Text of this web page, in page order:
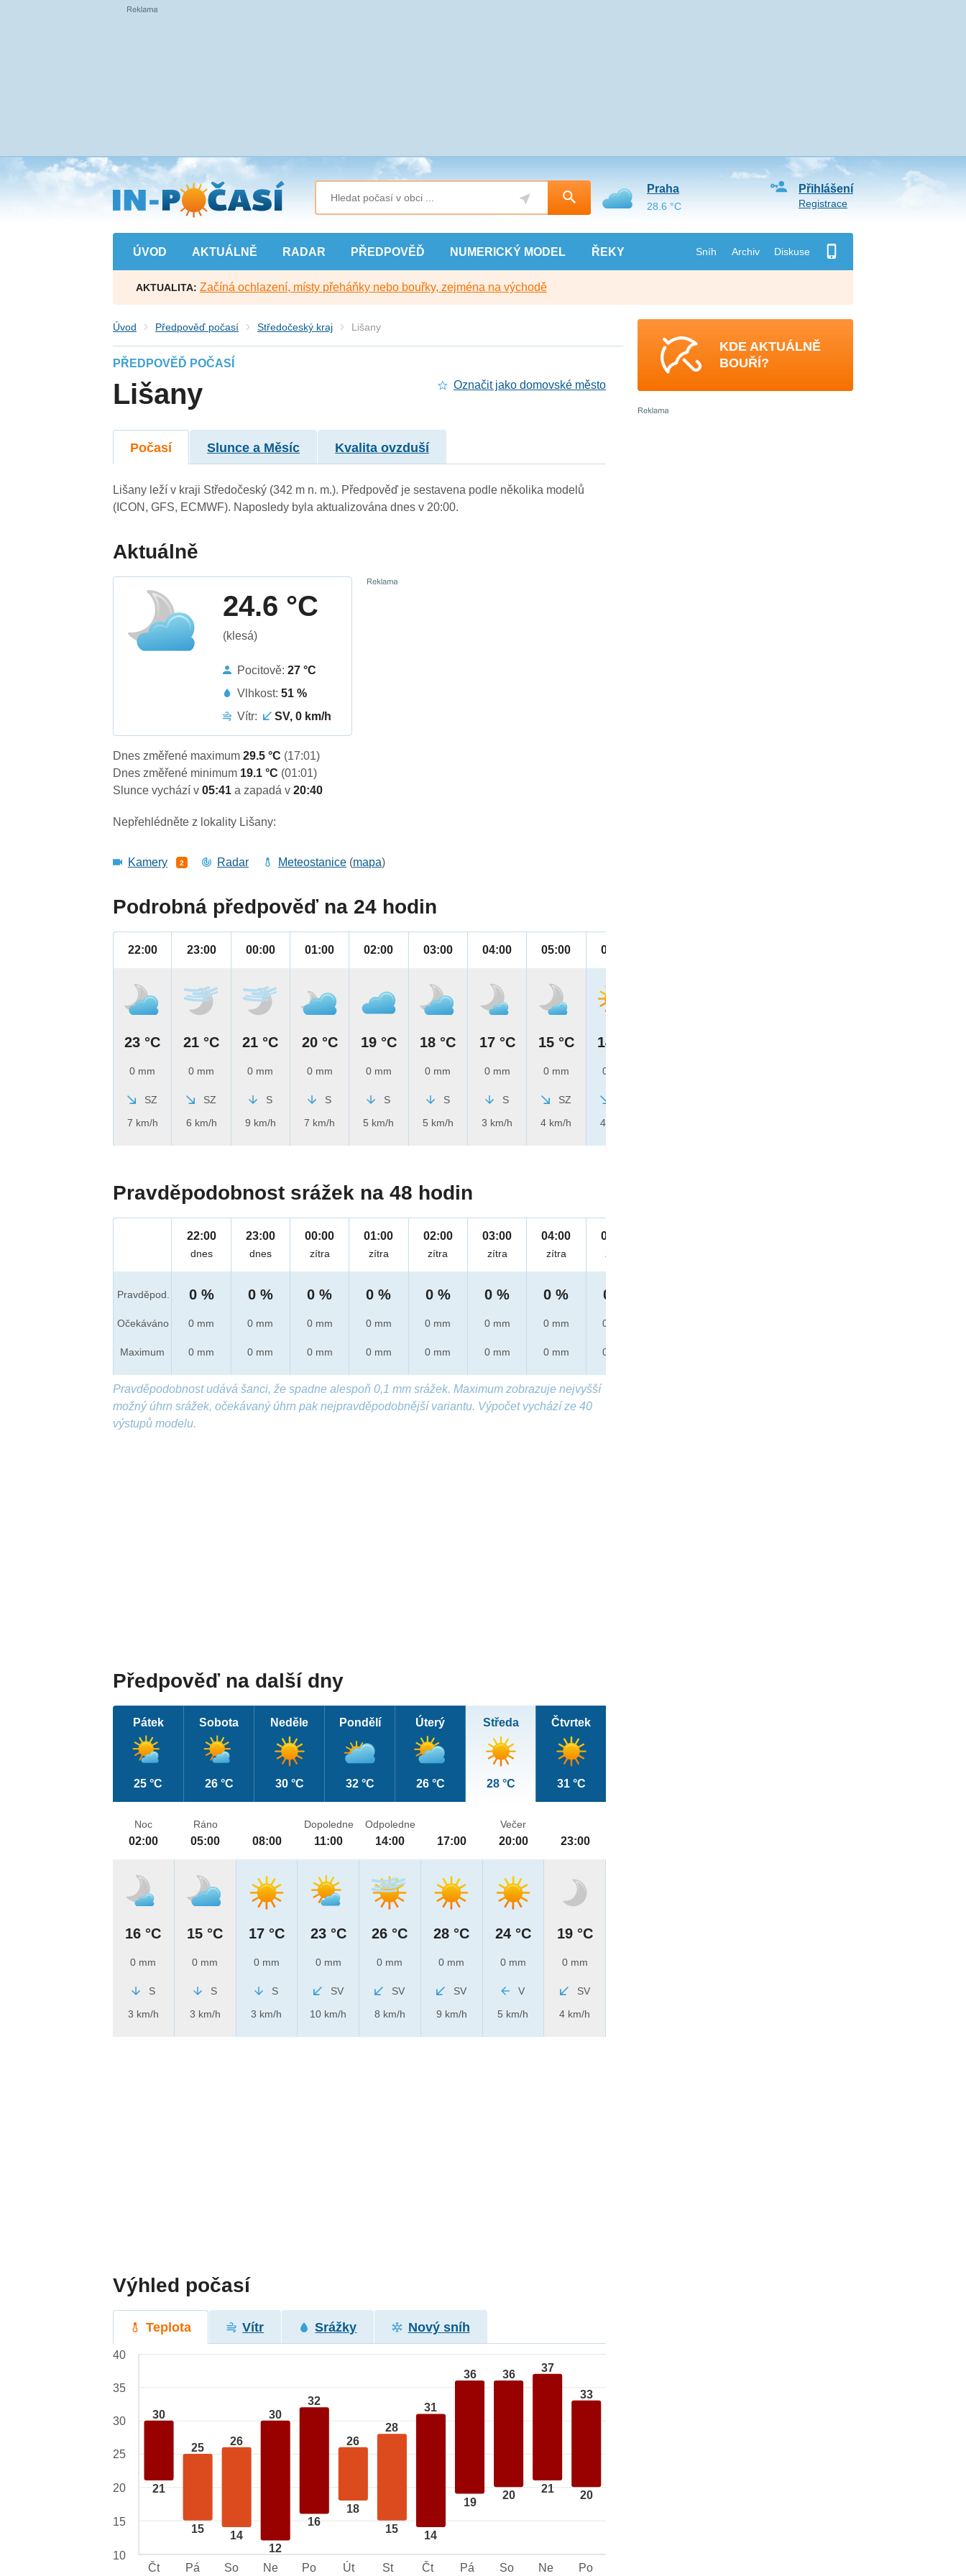
Přejít
na
hlavní
obsah
ÚVOD AKTUÁLNĚ RADAR PŘEDPOVĚĎ NUMERICKÝ MODEL ŘEKY Sníh Archiv Diskuse
Přihlášení
Registrace
Praha
28.6 °C
AKTUALITA: Začíná ochlazení, místy přeháňky nebo bouřky, zejména na východě
Úvod Předpověď počasí Středočeský kraj Lišany
PŘEDPOVĚĎ POČASÍ
Lišany Označit jako domovské město
Počasí Slunce a Měsíc Kvalita ovzduší
Lišany leží v kraji Středočeský (342 m n. m.). Předpověď je sestavena podle několika modelů
(ICON, GFS, ECMWF). Naposledy byla aktualizována dnes v 20:00.
Aktuálně
24.6 °C
(klesá)
Pocitově:27 °C
Vlhkost:51 %
Vítr:
SV, 0 km/h
Dnes změřené maximum29.5 °C (17:01)
Dnes změřené minimum 19.1 °C (01:01)
Slunce vychází v05:41a zapadá v20:40
Nepřehlédněte z lokality Lišany:
Kamery 2 Radar Meteostanice (mapa)
Podrobná předpověď na 24 hodin
22:00
23 °C
0 mm
SZ
7 km/h
23:00
21 °C
0 mm
SZ
6 km/h
00:00
21 °C
0 mm
S
9 km/h
01:00
20 °C
0 mm
S
7 km/h
02:00
19 °C
0 mm
S
5 km/h
03:00
18 °C
0 mm
S
5 km/h
04:00
17 °C
0 mm
S
3 km/h
05:00
15 °C
0 mm
SZ
4 km/h
06:00
14 °C
0 mm
4 km/h
Pravděpodobnost srážek na 48 hodin
Pravděpod.
Očekáváno
Maximum
22:00
dnes
0 %
0 mm
0 mm
23:00
dnes
0 %
0 mm
0 mm
00:00
zítra
0 %
0 mm
0 mm
01:00
zítra
0 %
0 mm
0 mm
02:00
zítra
0 %
0 mm
0 mm
03:00
zítra
0 %
0 mm
0 mm
04:00
zítra
0 %
0 mm
0 mm
05:00
zítra
0 %
0 mm
0 mm
Pravděpodobnost udává šanci, že spadne alespoň 0,1 mm srážek. Maximum zobrazuje nejvyšší
možný úhrn srážek, očekávaný úhrn pak nejpravděpodobnější variantu. Výpočet vychází ze 40
výstupů modelu.
Předpověď na další dny
Pátek
25 °C
Sobota
26 °C
Neděle
30 °C
Pondělí
32 °C
Úterý
26 °C
Středa
28 °C
Čtvrtek
31 °C
Noc
02:00
16 °C
0 mm
S
3 km/h
Ráno
05:00
15 °C
0 mm
S
3 km/h
08:00
17 °C
0 mm
S
3 km/h
Dopoledne
11:00
23 °C
0 mm
SV
10 km/h
Odpoledne
14:00
26 °C
0 mm
SV
8 km/h
17:00
28 °C
0 mm
SV
9 km/h
Večer
20:00
24 °C
0 mm
V
5 km/h
23:00
19 °C
0 mm
SV
4 km/h
Výhled počasí
Teplota Vítr Srážky Nový sníh
30
21
25
15
26
14
30
12
32
16
26
18
28
15
31
14
36
19
36
20
37
21
33
20
40
35
30
25
20
15
10
Čt
Pá So Ne Po Út St Čt Pá So Ne Po
KDE AKTUÁLNĚ
BOUŘÍ?